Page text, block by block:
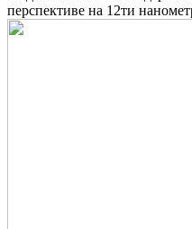
перспективе на 12ти